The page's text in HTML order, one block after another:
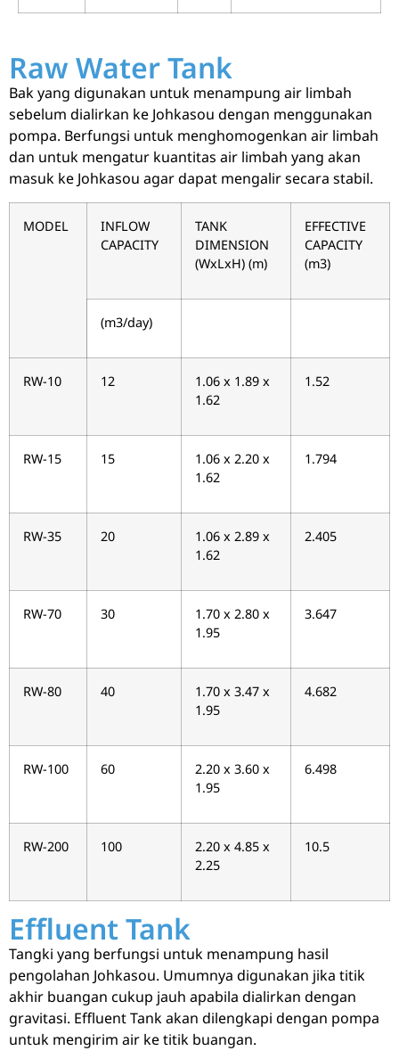
Raw Water Tank
Bak yang digunakan untuk menampung air limbah
sebelum dialirkan ke Johkasou dengan menggunakan
pompa. Berfungsi untuk menghomogenkan air limbah
dan untuk mengatur kuantitas air limbah yang akan
masuk ke Johkasou agar dapat mengalir secara stabil.
MODEL
INFLOW
CAPACITY
TANK
DIMENSION
(WxLxH) (m)
EFFECTIVE
CAPACITY
(m3)
(m3/day)
RW-10 12
1.06 x 1.89 x
1.62
1.52
RW-15 15
1.06 x 2.20 x
1.62
1.794
RW-35 20
1.06 x 2.89 x
1.62
2.405
RW-70 30
1.70 x 2.80 x
1.95
3.647
RW-80 40
1.70 x 3.47 x
1.95
4.682
RW-100 60
2.20 x 3.60 x
1.95
6.498
RW-200 100
2.20 x 4.85 x
2.25
10.5
Effluent Tank
Tangki yang berfungsi untuk menampung hasil
pengolahan Johkasou. Umumnya digunakan jika titik
akhir buangan cukup jauh apabila dialirkan dengan
gravitasi. Effluent Tank akan dilengkapi dengan pompa
untuk mengirim air ke titik buangan.